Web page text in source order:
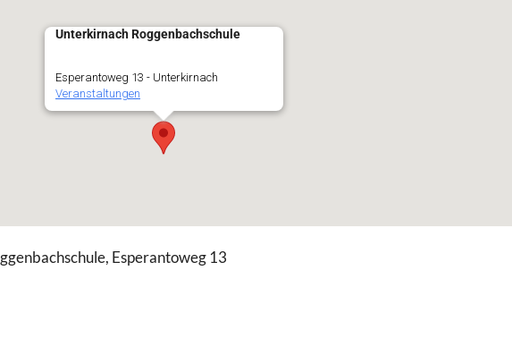
Unterkirnach Roggenbachschule
Esperantoweg 13 - Unterkirnach
Veranstaltungen
Esperantoweg 13